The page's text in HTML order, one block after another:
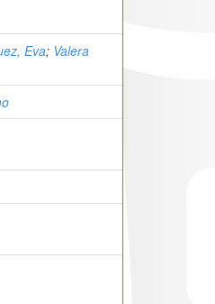
Eva; Valera